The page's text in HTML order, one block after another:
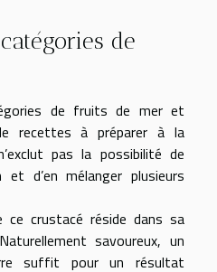
de
de fruits de mer et
recettes à préparer à la
pas la possibilité de
et d’en mélanger plusieurs
crustacé réside dans sa
savoureux, un
suffit pour un résultat